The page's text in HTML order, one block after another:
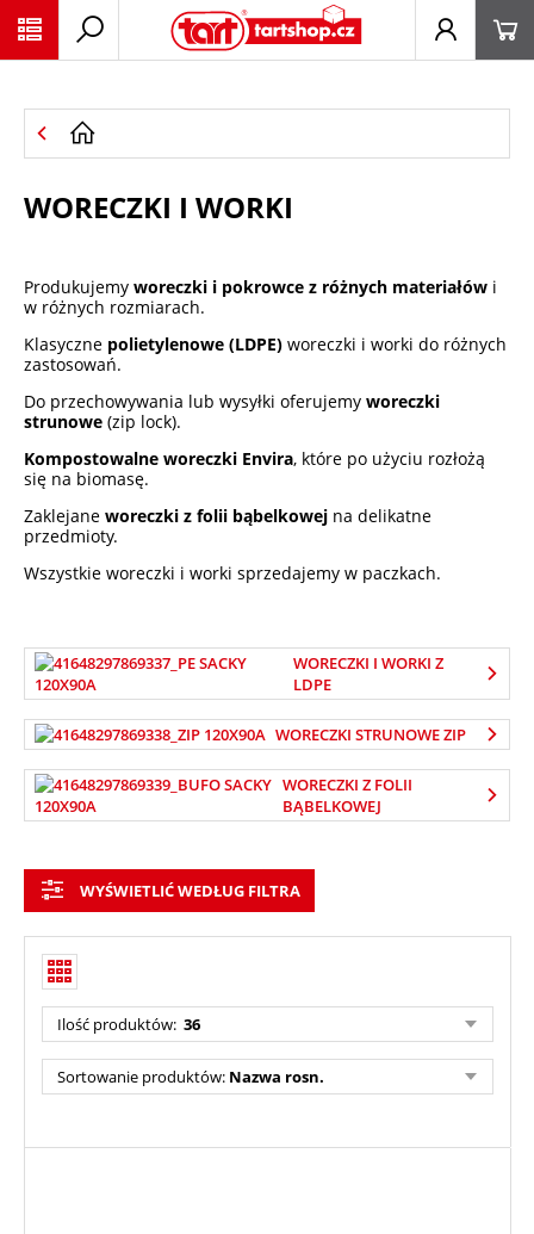
WORECZKI I WORKI
Produkujemy woreczki i pokrowce z różnych materiałów i
w różnych rozmiarach.
Klasyczne polietylenowe (LDPE) woreczki i worki do różnych
zastosowań.
Do przechowywania lub wysyłki oferujemy woreczki
strunowe (zip lock).
Kompostowalne woreczki Envira, które po użyciu rozłożą
się na biomasę.
Zaklejane woreczki z folii bąbelkowej na delikatne
przedmioty.
Wszystkie woreczki i worki sprzedajemy w paczkach.
WORECZKI I WORKI Z
LDPE
WORECZKI STRUNOWE ZIP
WORECZKI Z FOLII
BĄBELKOWEJ
WYŚWIETLIĆ WEDŁUG FILTRA
Ilość produktów: 36
Sortowanie produktów: Nazwa rosn.